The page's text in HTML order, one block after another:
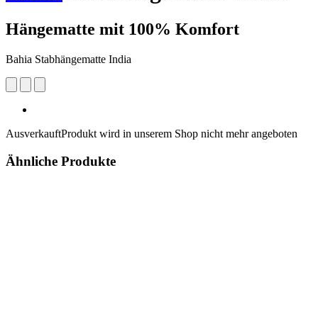
Hängematte mit 100% Komfort
Bahia Stabhängematte India
AusverkauftProdukt wird in unserem Shop nicht mehr angeboten
Ähnliche Produkte